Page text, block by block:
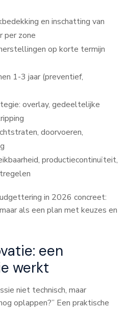
en inschatting van
per zone
op korte termijn
1-3 jaar (preventief,
overlay, gedeeltelijke
doorvoeren,
productiecontinuïteit,
in 2026 concreet:
als een plan met keuzes en
een
werkt
niet technisch, maar
oplappen?” Een praktische